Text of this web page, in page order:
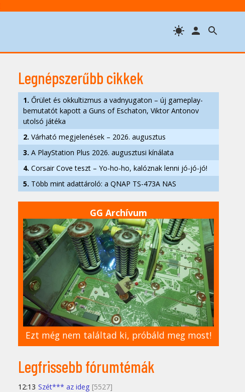
Legnépszerűbb cikkek
1. Őrület és okkultizmus a vadnyugaton – új gameplay-
bemutatót kapott a Guns of Eschaton, Viktor Antonov
utolsó játéka
2. Várható megjelenések – 2026. augusztus
3. A PlayStation Plus 2026. augusztusi kínálata
4. Corsair Cove teszt – Yo-ho-ho, kalóznak lenni jó-jó-jó!
5. Több mint adattároló: a QNAP TS-473A NAS
GG Archívum
Ezt még nem találtad ki, próbáld meg most!
Legfrissebb fórumtémák
12:13 Szét*** az ideg [5527]